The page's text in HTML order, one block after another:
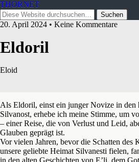
THORNET
20. April 2024 • Keine Kommentare
Eldoril
Eloid
Als Eldoril, einst ein junger Novize in den
Silvanost, erhebe ich meine Stimme, um
– einer Reise, die von Verlust und Leid,
Glauben geprägt ist.
Vor vielen Jahren, bevor die Schatten des
unsere geliebte Heimat Silvanesti fielen,
in den alten Geschichten von E’li, dem